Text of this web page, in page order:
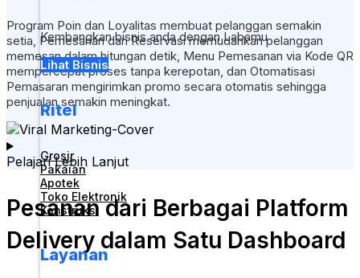
Kembangkan bisnis anda dengan Labamu
Lihat Bisnis
Ritel
Grosir
Pakaian
Apotek
Toko Elektronik
Konstruksi
Layanan
Program Poin dan Loyalitas membuat pelanggan semakin
setia, Pemesanan dan Reservasimemudahkan pelanggan
memesan dalam hitungan detik, Menu Pemesanan via Kode QR
mempercepat proses tanpa kerepotan, dan Otomatisasi
Pemasaran mengirimkan promo secara otomatis sehingga
penjualan semakin meningkat.
Pelajari Lebih Lanjut
Pesanan dari Berbagai Platform
Delivery dalam Satu Dashboard